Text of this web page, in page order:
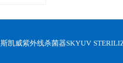
斯凯威紫外线杀菌器SKYUV